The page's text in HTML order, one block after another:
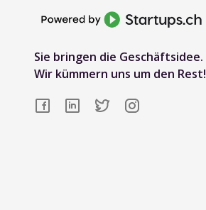
Sie bringen die Geschäftsidee.
Wir kümmern uns um den Rest!